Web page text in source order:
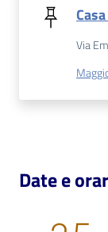
Catalogo
bibliotecario
Via
Date e